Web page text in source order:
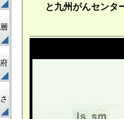
と九州がんセンタ